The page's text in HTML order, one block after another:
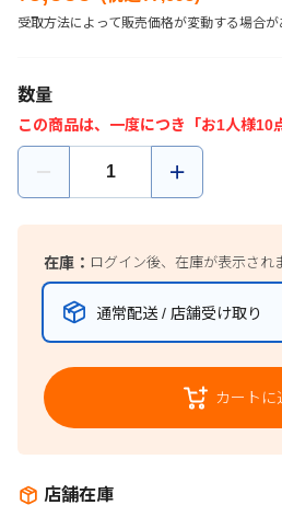
受取方法によって販売価格が変動する場合が
数量
この商品は、一度につき「お1人様10
在庫： ログイン後、在庫が表示され
通常配送 / 店舗受け取り
カートに
店舗在庫